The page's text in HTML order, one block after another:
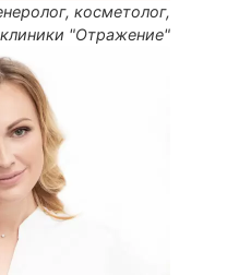
косметолог,
"Отражение"